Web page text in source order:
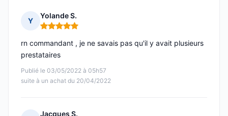
Y
Yolande S.
Note : 5 sur 5
Publié le 03/05/2022 à 05h57
suite à un achat du 20/04/2022
rn commandant , je ne savais pas qu'il y avait plusieurs
prestataires
Jacques S.